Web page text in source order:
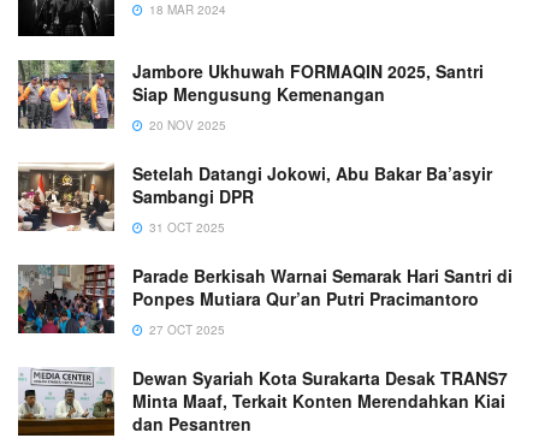
18 MAR 2024
Jambore Ukhuwah FORMAQIN 2025, Santri
Siap Mengusung Kemenangan
20 NOV 2025
Setelah Datangi Jokowi, Abu Bakar Ba’asyir
Sambangi DPR
31 OCT 2025
Parade Berkisah Warnai Semarak Hari Santri di
Ponpes Mutiara Qur’an Putri Pracimantoro
27 OCT 2025
Dewan Syariah Kota Surakarta Desak TRANS7
Minta Maaf, Terkait Konten Merendahkan Kiai
dan Pesantren